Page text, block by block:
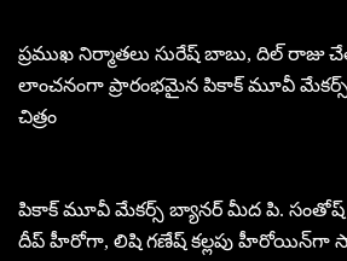
ప్రముఖ నిర్మాతలు సురేష్ బాబు, దిల్ రాజు
లాంచ‌నంగా ప్రారంభ‌మైన‌ పికాక్ మూవీ మేకర్స్
చిత్రం
పికాక్ మూవీ మేకర్స్ బ్యానర్ మీద పి. సంతోష్
దీప్ హీరోగా, లిషి గణేష్ కల్లపు హీరోయిన్‌గా